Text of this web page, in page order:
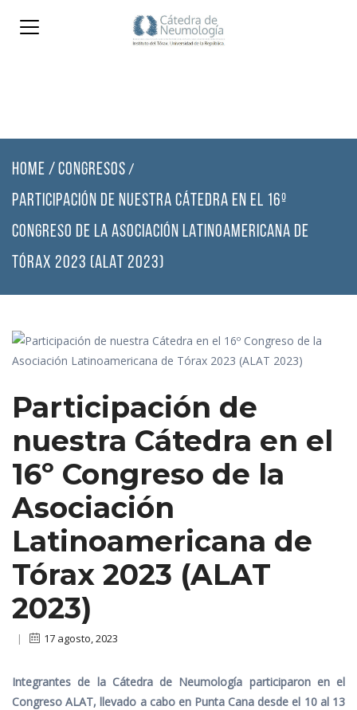
HOME / CONGRESOS /
PARTICIPACIÓN DE NUESTRA CÁTEDRA EN EL 16º
CONGRESO DE LA ASOCIACIÓN LATINOAMERICANA DE
TÓRAX 2023 (ALAT 2023)
Participación de
nuestra Cátedra en el
16º Congreso de la
Asociación
Latinoamericana de
Tórax 2023 (ALAT
2023)
| 17 agosto, 2023
Integrantes de la Cátedra de Neumología participaron en el
Congreso ALAT, llevado a cabo en Punta Cana desde el 10 al 13